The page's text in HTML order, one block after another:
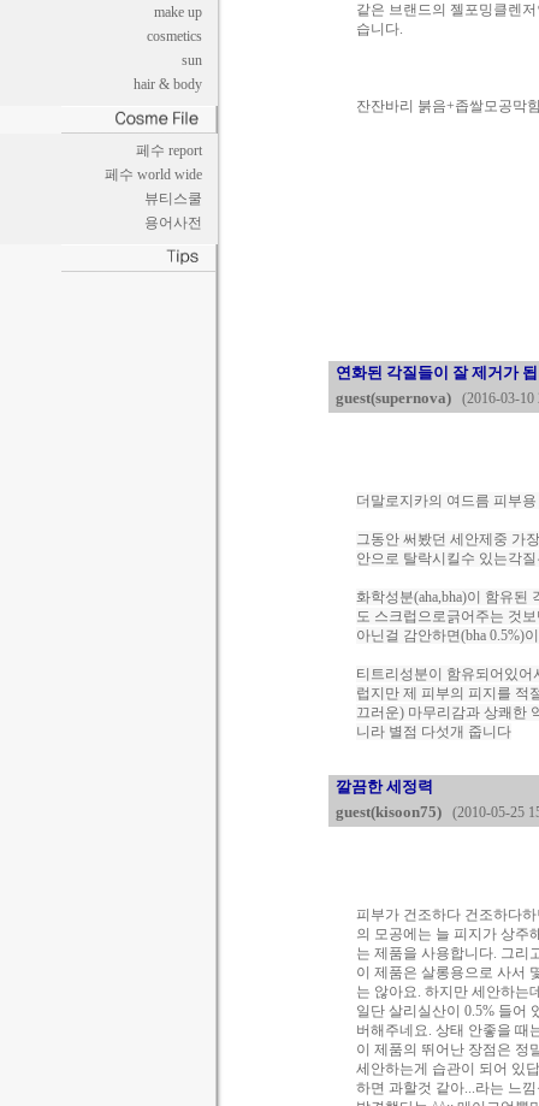
make up
cosmetics
sun
hair & body
페수 report
페수 world wide
뷰티스쿨
용어사전
같은 브랜드의 젤포밍클렌
습니다.
잔잔바리 붉음+좁쌀모공막
연화된 각질들이 잘 제거가
guest(supernova) (2016-03-10
더말로지카의 여드름 피부
그동안 써봤던 세안제중 가
안으로 탈락시킬수 있는각
화학성분(aha,bha)이 함유된
도 스크럽으로긁어주는 것
아닌걸 감안하면(bha 0.5%)
티트리성분이 함유되어있
럽지만 제 피부의 피지를 적
끄러운) 마무리감과 상쾌한
니라 별점 다섯개 줍니다
깔끔한 세정력
guest(kisoon75) (2010-05-25
피부가 건조하다 건조하다
의 모공에는 늘 피지가 상주
는 제품을 사용합니다. 그리
이 제품은 살롱용으로 사서
는 않아요. 하지만 세안하는
일단 살리실산이 0.5% 들어
버해주네요. 상태 안좋을 때
이 제품의 뛰어난 장점은 정
세안하는게 습관이 되어 있
하면 과할것 같아...라는 느